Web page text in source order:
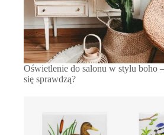
Oświetlenie do salonu w stylu boho
się sprawdzą?